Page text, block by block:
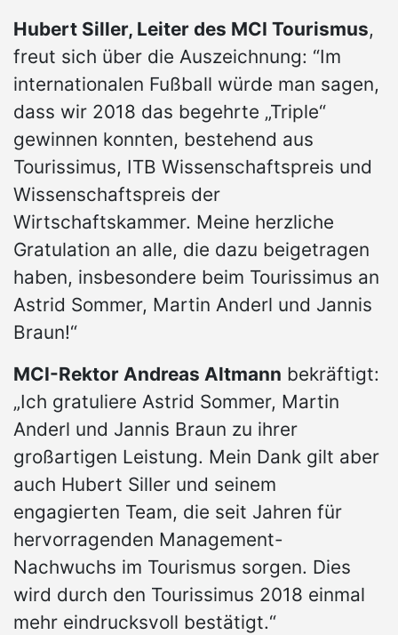
Hubert Siller, Leiter des MCI Tourismus,
freut sich über die Auszeichnung: “Im
internationalen Fußball würde man sagen,
dass wir 2018 das begehrte „Triple“
gewinnen konnten, bestehend aus
Tourissimus, ITB Wissenschaftspreis und
Wissenschaftspreis der
Wirtschaftskammer. Meine herzliche
Gratulation an alle, die dazu beigetragen
haben, insbesondere beim Tourissimus an
Astrid Sommer, Martin Anderl und Jannis
Braun!“
MCI-Rektor Andreas Altmann bekräftigt:
„Ich gratuliere Astrid Sommer, Martin
Anderl und Jannis Braun zu ihrer
großartigen Leistung. Mein Dank gilt aber
auch Hubert Siller und seinem
engagierten Team, die seit Jahren für
hervorragenden Management-
Nachwuchs im Tourismus sorgen. Dies
wird durch den Tourissimus 2018 einmal
mehr eindrucksvoll bestätigt.“